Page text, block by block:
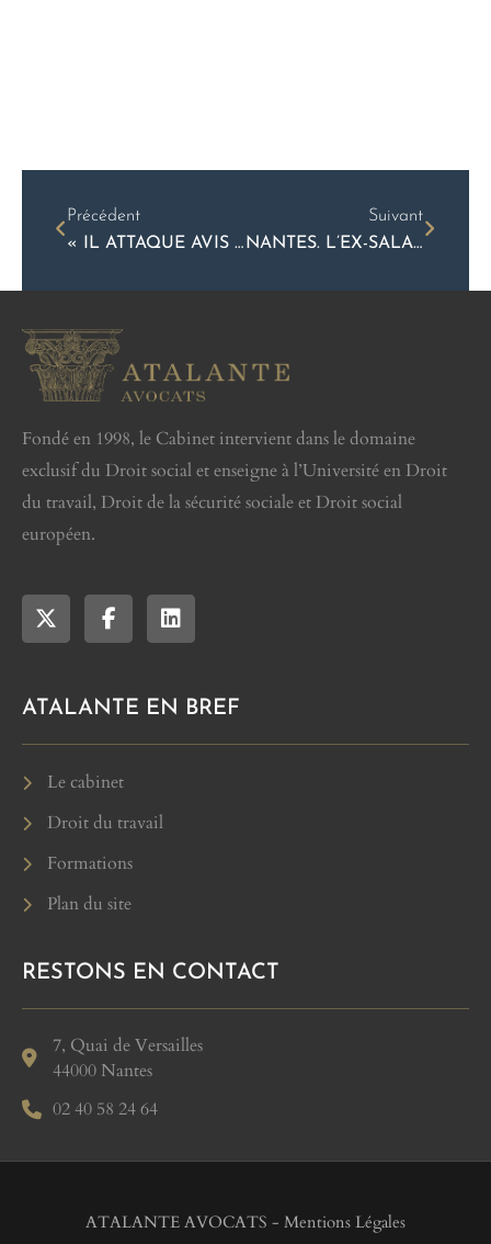
Précédent
« IL ATTAQUE AVIS APRÈS AVOIR SIGNÉ DES CENTAINES DE CDD À NANTES » – REVUE DE PRESSE OUEST-FRANCE
Suivant
NANTES. L’EX-SALARIÉ HANDICAPÉ D’IKEA GAGNE AUX PRUD’HOMMES
Fondé en 1998, le Cabinet intervient dans le domaine
exclusif du Droit social et enseigne à l’Université en Droit
du travail, Droit de la sécurité sociale et Droit social
européen.
ATALANTE EN BREF
Le cabinet
Droit du travail
Formations
Plan du site
RESTONS EN CONTACT
7, Quai de Versailles
44000 Nantes
02 40 58 24 64
ATALANTE AVOCATS - Mentions Légales